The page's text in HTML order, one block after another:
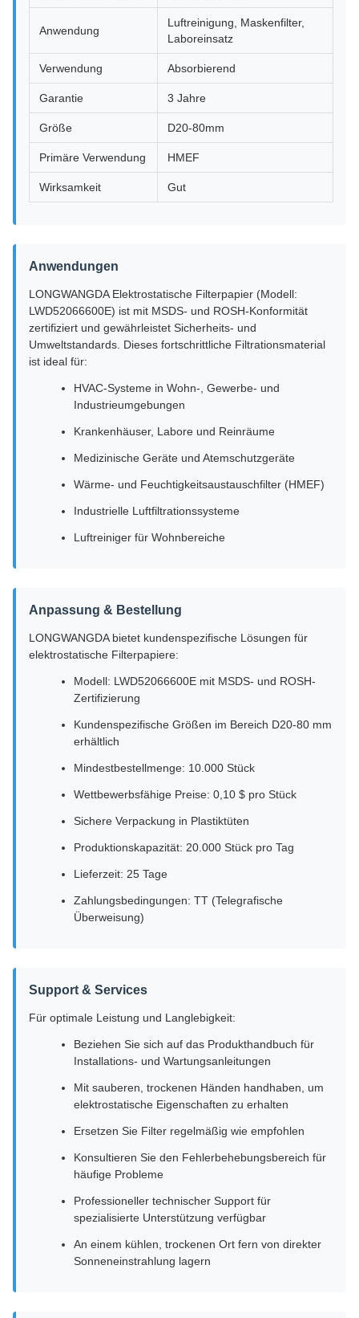
Anwendung
Luftreinigung, Maskenfilter,
Laboreinsatz
Verwendung Absorbierend
Garantie 3 Jahre
Größe D20-80mm
Primäre Verwendung HMEF
Wirksamkeit Gut
Anwendungen
LONGWANGDA Elektrostatische Filterpapier (Modell:
LWD52066600E) ist mit MSDS- und ROSH-Konformität
zertifiziert und gewährleistet Sicherheits- und
Umweltstandards. Dieses fortschrittliche Filtrationsmaterial
ist ideal für:
HVAC-Systeme in Wohn-, Gewerbe- und
Industrieumgebungen
Krankenhäuser, Labore und Reinräume
Medizinische Geräte und Atemschutzgeräte
Wärme- und Feuchtigkeitsaustauschfilter (HMEF)
Industrielle Luftfiltrationssysteme
Luftreiniger für Wohnbereiche
Anpassung & Bestellung
LONGWANGDA bietet kundenspezifische Lösungen für
elektrostatische Filterpapiere:
Modell: LWD52066600E mit MSDS- und ROSH-
Zertifizierung
Kundenspezifische Größen im Bereich D20-80 mm
erhältlich
Mindestbestellmenge: 10.000 Stück
Wettbewerbsfähige Preise: 0,10 $ pro Stück
Sichere Verpackung in Plastiktüten
Produktionskapazität: 20.000 Stück pro Tag
Lieferzeit: 25 Tage
Zahlungsbedingungen: TT (Telegrafische
Überweisung)
Support & Services
Für optimale Leistung und Langlebigkeit:
Beziehen Sie sich auf das Produkthandbuch für
Installations- und Wartungsanleitungen
Mit sauberen, trockenen Händen handhaben, um
elektrostatische Eigenschaften zu erhalten
Ersetzen Sie Filter regelmäßig wie empfohlen
Konsultieren Sie den Fehlerbehebungsbereich für
häufige Probleme
Professioneller technischer Support für
spezialisierte Unterstützung verfügbar
An einem kühlen, trockenen Ort fern von direkter
Sonneneinstrahlung lagern